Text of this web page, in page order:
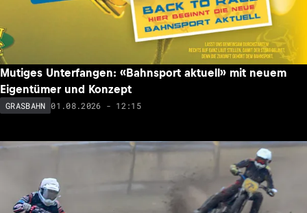
Mutiges Unterfangen: «Bahnsport aktuell» mit neuem
Eigentümer und Konzept
GRASBAHN 01.08.2026 - 12:15